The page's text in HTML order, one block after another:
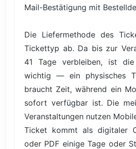
Mail-Bestätigung mit
Die Liefermethode des
Tickettyp ab. Da bis zur
41 Tage verbleiben, ist die
wichtig — ein physisches
braucht Zeit, während ein
sofort verfügbar ist. Die
Veranstaltungen nutzen
Ticket kommt als digitaler
oder PDF einige Tage oder